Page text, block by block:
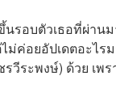
รอบตัวเธอที่ผ่าน
ม่ค่อยอัปเดตอะไ
ะพงษ์) ด้วย เพร